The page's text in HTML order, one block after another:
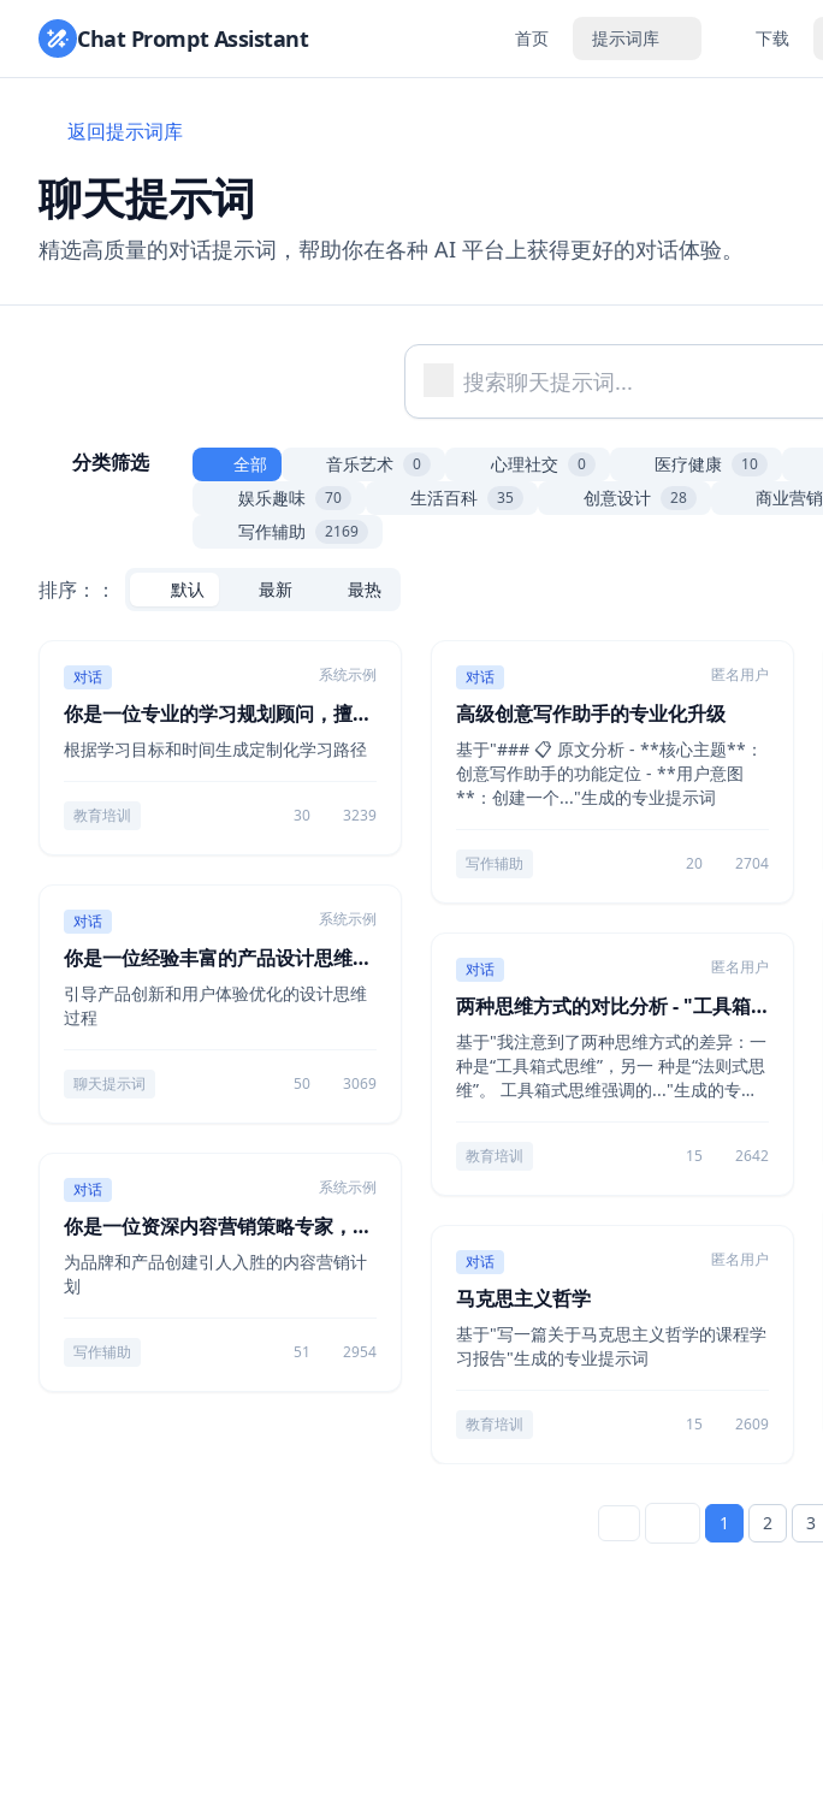
Chat Prompt Assistant 首页 提示词库 下载
返回提示词库
聊天提示词
精选高质量的对话提示词，帮助你在各种 AI 平台上获得更好的对话体验。
分类筛选 全部 音乐艺术 0 心理社交 0 医疗健康 10
娱乐趣味 70 生活百科 35 创意设计 28 商业营销
写作辅助 2169
排序：： 默认 最新 最热
对话 系统示例
你是一位专业的学习规划顾问，擅长
设计个性...
根据学习目标和时间生成定制化学习路径
教育培训 30 3239
对话 系统示例
你是一位经验丰富的产品设计思维教
练，精通...
引导产品创新和用户体验优化的设计思维
过程
聊天提示词 50 3069
对话 系统示例
你是一位资深内容营销策略专家，拥
有丰富的...
为品牌和产品创建引人入胜的内容营销计
划
写作辅助 51 2954
对话 匿名用户
高级创意写作助手的专业化升级
基于"### 📋 原文分析 - **核心主题**：
创意写作助手的功能定位 - **用户意图
**：创建一个..."生成的专业提示词
写作辅助 20 2704
对话 匿名用户
两种思维方式的对比分析 - "工具箱
式思维"与"法则式思维"
基于"我注意到了两种思维方式的差异：一
种是“工具箱式思维”，另一 种是“法则式思
维”。 工具箱式思维强调的..."生成的专业
教育培训 15 2642
对话 匿名用户
马克思主义哲学
基于"写一篇关于马克思主义哲学的课程学
习报告"生成的专业提示词
教育培训 15 2609
1 2 3